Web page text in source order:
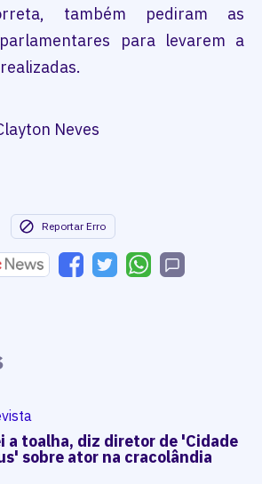
também pediram as
para levarem a
Neves
Reportar Erro
a toalha, diz diretor de 'Cidade
sobre ator na cracolândia